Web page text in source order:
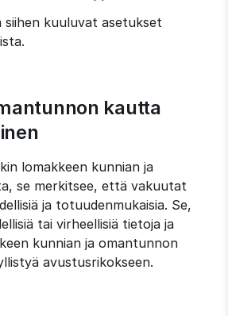
siihen kuuluvat asetukset
kautta
lomakkeen kunnian ja
se merkitsee, että vakuutat
ja totuudenmukaisia. Se,
tai virheellisiä tietoja ja
kunnian ja omantunnon
avustusrikokseen.